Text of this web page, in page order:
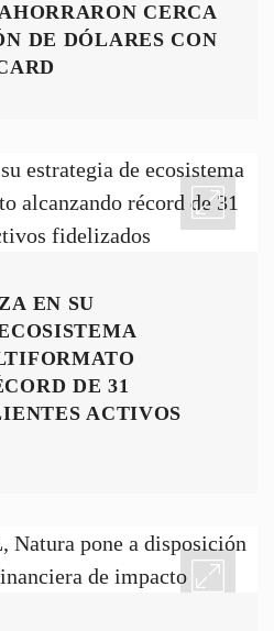
CERCA
DE DÓLARES CON
EN SU
DE 31
ACTIVOS